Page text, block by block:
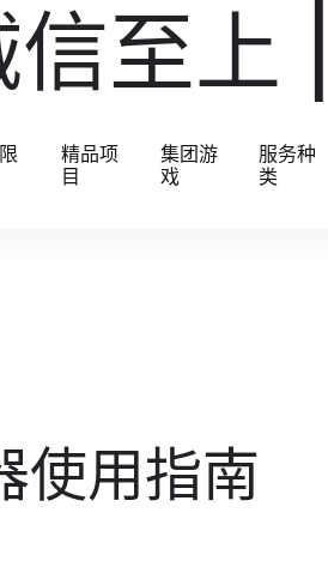
至上
精品项
目
集团游
戏
服务种
类
使用指南